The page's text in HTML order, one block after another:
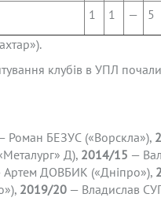
1 1 —
5
клубів в УПЛ
Роман БЕЗУС («Ворскла»),
Д), 2014/15 —
Артем ДОВБИК («Дніпро»),
2019/20 — Владислав